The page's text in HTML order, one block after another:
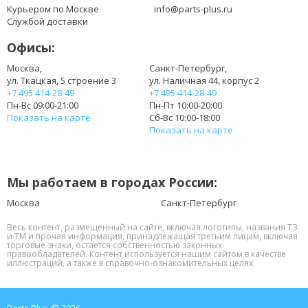
BT.00804.020
BT.00804.024
BT.00807.014
CL1575B.806
ICK70
ICL50
ICW50
LC.BTP00.013
LC.BTP00.014
Курьером по Москве
Службой доставки
info@parts-plus.ru
Офисы:
Москва,
ул. Ткацкая, 5 строение 3
+7 495 414-28-49
Пн-Вс 09:00-21:00
Показать на карте
Санкт-Петербург,
ул. Наличная 44, корпус 2
+7 495 414-28-49
Пн-Пт 10:00-20:00
Сб-Вс 10:00-18:00
Показать на карте
Мы работаем в городах России:
Москва Санкт-Петербург
Весь контент, размещенный на сайте, включая логотипы, названия ТЗ
и ТМ и прочая информация, принадлежащая третьим лицам, включая
торговые знаки, остается собственностью законных
правообладателей. Контент используется нашим сайтом в качестве
иллюстраций, а также в справочно-ознакомительных целях.